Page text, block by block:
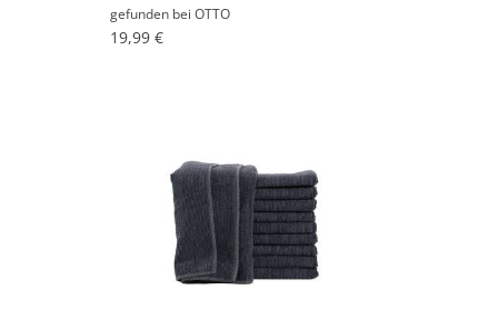
gefunden bei OTTO
19,99 €